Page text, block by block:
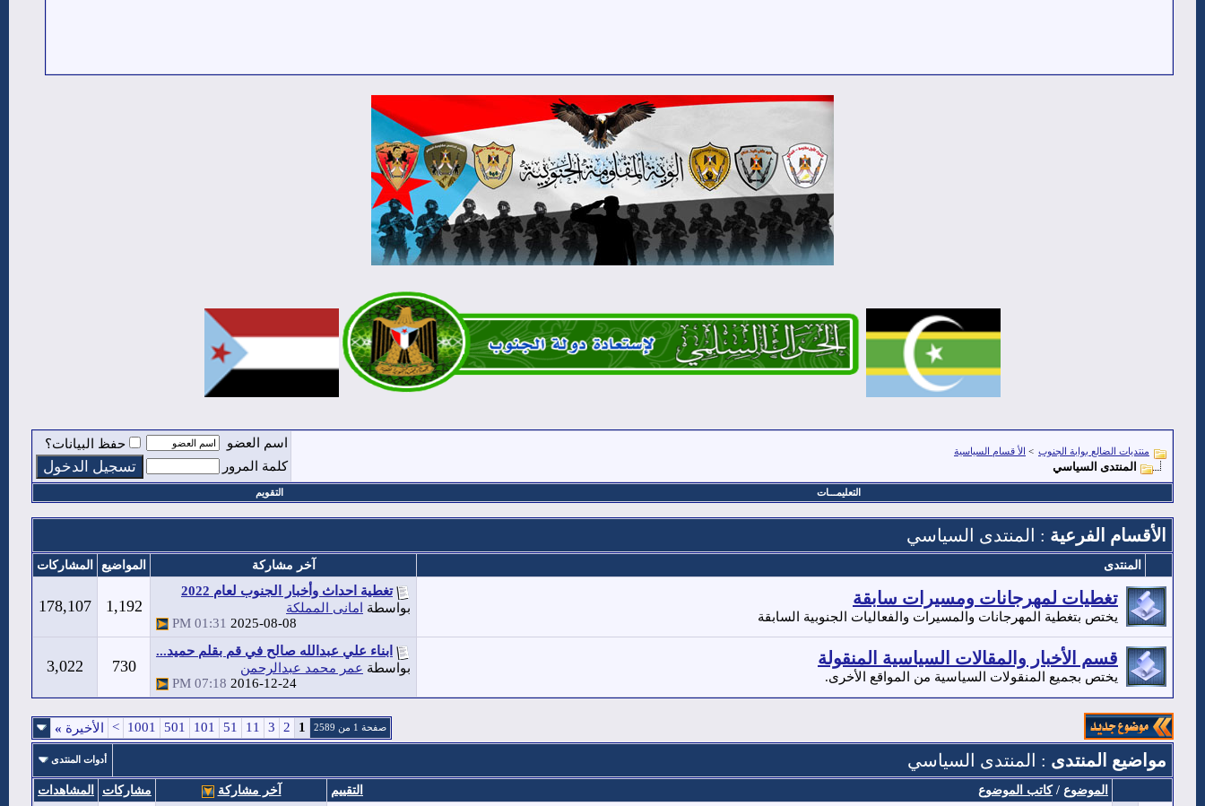
منتديات الضالع بوابة الجنوب > الأ قسام السياسية
المنتدى السياسي
اسم العضو
حفظ البيانات؟
كلمة المرور
التعليمـــات التقويم
الأقسام الفرعية : المنتدى السياسي
المنتدى آخر مشاركة المواضيع المشاركات
تغطيات لمهرجانات ومسيرات سابقة
يختص بتغطية المهرجانات والمسيرات والفعاليات الجنوبية السابقة
تغطية احداث وأخبار الجنوب لعام 2022
بواسطة امانى المملكة
2025-08-08
01:31 PM
1,192
178,107
قسم الأخبار والمقالات السياسية المنقولة
يختص بجميع المنقولات السياسية من المواقع الأخرى.
ابناء علي عبدالله صالح في قم بقلم حميد...
بواسطة عمر محمد عبدالرحمن
2016-12-24
07:18 PM
730
3,022
صفحة 1 من 2589 1
2
3
11
51
101
501
1001
> الأخيرة »
مواضيع المنتدى : المنتدى السياسي أدوات المنتدى
التقييم الموضوع /كاتب الموضوع آخر مشاركة مشاركات المشاهدات